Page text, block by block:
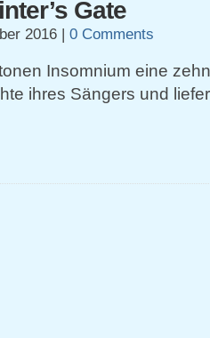
Gate
2016 | 0 Comments
Insomnium eine zehn
ihres Sängers und